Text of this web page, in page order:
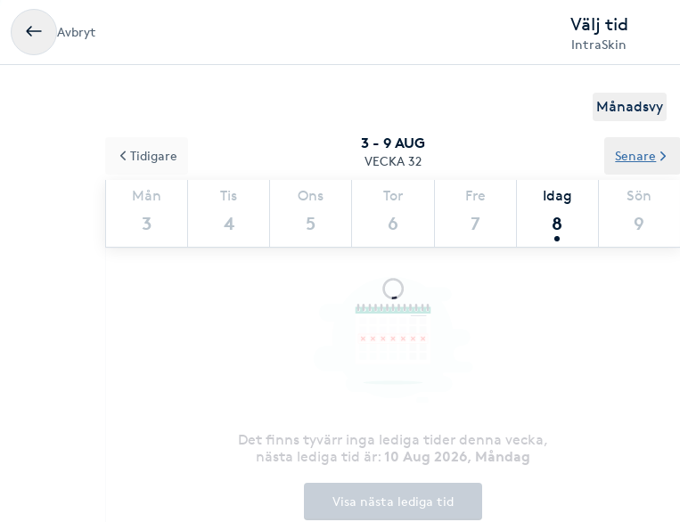
Avbryt Välj tid
IntraSkin
Månadsvy
3 - 9 AUG
VECKA 32
Mån
3
Tis
4
Ons
5
Tor
6
Fre
7
Idag
8
Sön
9
Tidigare Senare
Det finns tyvärr inga lediga tider denna vecka,
nästa lediga tid är: 10 Aug 2026, Måndag
Visa nästa lediga tid